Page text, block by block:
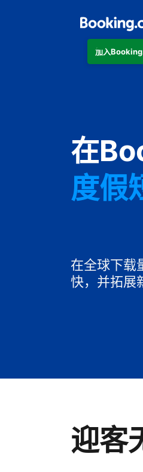
加入
在
酒店
度假
住宿
在全球下载
快，并拓展
迎客